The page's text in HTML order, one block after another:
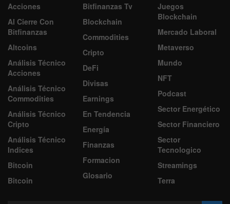
Acciones
Al Cierre Con
Bitfinanzas
Altcoins
Análisis Técnico
Acciones
Análisis Técnico
Commodities
Análisis Técnico
Cripto
Análisis Técnico
Indices
Bitcoin
Bitcoin
Bitfinanzas Tv
Blockchain
Commodities
Cripto
DeFi
Divisas
Earnings
En Tendencia
Energía
Finanzas
Formacion
Glosario
Juegos
Blockchain
Mercado Laboral
Metaverso
Mundo
NFT
Podcast
Sector Energético
Sector Financiero
Sector
Tecnologico
Streamings
Terra